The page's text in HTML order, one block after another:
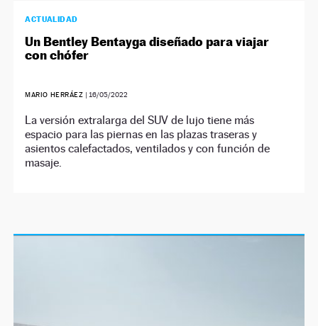
ACTUALIDAD
Un Bentley Bentayga diseñado para viajar
con chófer
MARIO HERRÁEZ | 16/05/2022
La versión extralarga del SUV de lujo tiene más
espacio para las piernas en las plazas traseras y
asientos calefactados, ventilados y con función de
masaje.